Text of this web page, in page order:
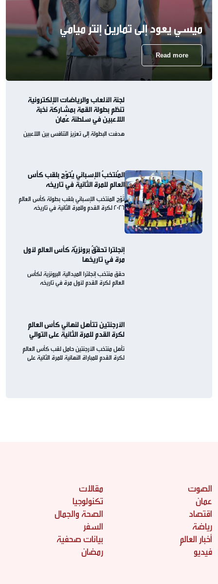
ميسي يعود إلى تمارين إنتر ميامي
Read more
لجنة الألعاب والرياضات الإلكترونية
تنظم بطولة القمة بمشاركة نخبة
اللاعبين في سلطنة عُمان
هدفت البطولة إلى تعزيز التنافس بين اللاعبين
المُنتخبُ الإسباني يُتوّج بلقب كأس
العالم للمرة الثانية في تاريخه
تُوّج المنتخب الإسباني بلقب بطولة كأس العالم
2026 لكرة القدم وللمرة الثانية في تاريخه
إنجلترا تحقّقُ برونزيّة كأس العالم لأول
مرة في تاريخها
حقق منتخب إنجلترا الميدالية البرونزية لكأس
العالم لكرة القدم لأول مرة في تاريخه
الأرجنتين تتأهل لنهائي كأس العالم
لكرة القدم للمرة الثانية على التوالي
تأهل منتخب الأرجنتين حامل لقب كأس العالم
لكرة القدم للمباراة النهائية للمرة الثانية على
الصوت
عمان
اقتصاد
رياضة
أخبار العالم
فيديو
مقالات
تكنولوجيا
الصحة والجمال
السفر
بيانات صحفية
رمضان